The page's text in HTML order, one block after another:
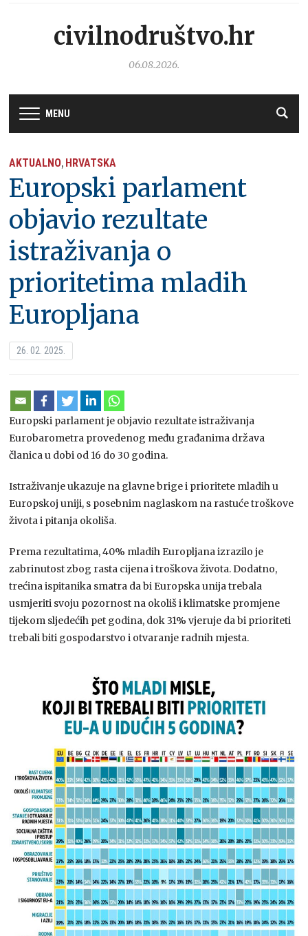
civilnodruštvo.hr
06.08.2026.
MENU
AKTUALNO, HRVATSKA
Europski parlament
objavio rezultate
istraživanja o
prioritetima mladih
Europljana
26. 02. 2025.
Europski parlament je objavio rezultate istraživanja
Eurobarometra provedenog među građanima država
članica u dobi od 16 do 30 godina.
Istraživanje ukazuje na glavne brige i prioritete mladih u
Europskoj uniji, s posebnim naglaskom na rastuće troškove
života i pitanja okoliša.
Prema rezultatima, 40% mladih Europljana izrazilo je
zabrinutost zbog rasta cijena i troškova života. Dodatno,
trećina ispitanika smatra da bi Europska unija trebala
usmjeriti svoju pozornost na okoliš i klimatske promjene
tijekom sljedećih pet godina, dok 31% vjeruje da bi prioriteti
trebali biti gospodarstvo i otvaranje radnih mjesta.